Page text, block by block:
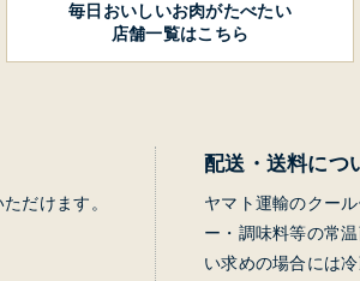
毎日おいしいお肉がたべたい
店舗一覧はこちら
だけます。
配送・送料につ
ヤマト運輸のクー
ー・調味料等の常
い求めの場合には